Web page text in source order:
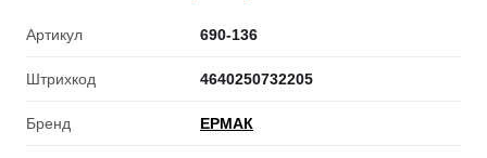
Артикул 690-136
Штрихкод 4640250732205
Бренд ЕРМАК